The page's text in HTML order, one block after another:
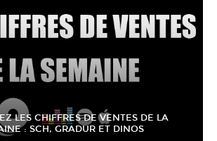
LES CHIFFRES DE VENTES DE LA
: SCH, GRADUR ET DINOS